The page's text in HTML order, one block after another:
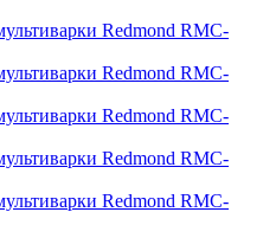
Redmond RMC-
Redmond RMC-
Redmond RMC-
Redmond RMC-
Redmond RMC-